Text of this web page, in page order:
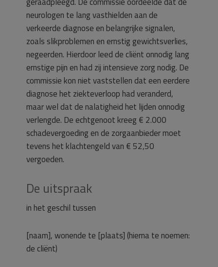
neurologen te lang vasthielden aan de
verkeerde diagnose en belangrijke signalen,
zoals slikproblemen en ernstig gewichtsverlies,
negeerden. Hierdoor leed de cliënt onnodig lang
ernstige pijn en had zij intensieve zorg nodig. De
commissie kon niet vaststellen dat een eerdere
diagnose het ziekteverloop had veranderd,
maar wel dat de nalatigheid het lijden onnodig
verlengde. De echtgenoot kreeg € 2.000
schadevergoeding en de zorgaanbieder moet
tevens het klachtengeld van € 52,50
vergoeden.
De uitspraak
in het geschil tussen
[naam], wonende te [plaats] (hierna te noemen:
de cliënt)